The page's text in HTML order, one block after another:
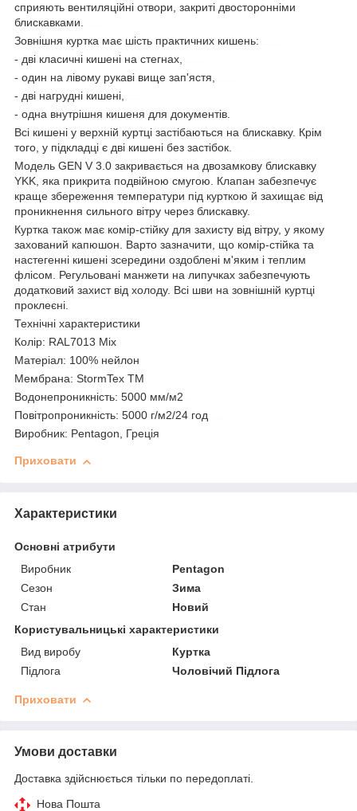
сприяють вентиляційні отвори, закриті двосторонніми
блискавками.
Зовнішня куртка має шість практичних кишень:
- дві класичні кишені на стегнах,
- один на лівому рукаві вище зап'ястя,
- дві нагрудні кишені,
- одна внутрішня кишеня для документів.
Всі кишені у верхній куртці застібаються на блискавку. Крім
того, у підкладці є дві кишені без застібок.
Модель GEN V 3.0 закривається на двозамкову блискавку
YKK, яка прикрита подвійною смугою. Клапан забезпечує
краще збереження температури під курткою й захищає від
проникнення сильного вітру через блискавку.
Куртка також має комір-стійку для захисту від вітру, у якому
захований капюшон. Варто зазначити, що комір-стійка та
настегенні кишені зсередини оздоблені м'яким і теплим
флісом. Регульовані манжети на липучках забезпечують
додатковий захист від холоду. Всі шви на зовнішній куртці
проклеєні.
Технічні характеристики
Колір: RAL7013 Mix
Матеріал: 100% нейлон
Мембрана: StormTex TM
Водонепроникність: 5000 мм/м2
Повітропроникність: 5000 г/м2/24 год
Виробник: Pentagon, Греція
Приховати
Характеристики
Основні атрибути
Виробник
Pentagon
Сезон
Зима
Стан
Новий
Користувальницькі характеристики
Вид виробу
Куртка
Підлога
Чоловічий Підлога
Приховати
Умови доставки
Доставка здійснюється тільки по передоплаті.
Нова Пошта